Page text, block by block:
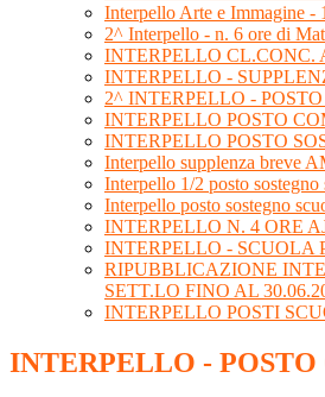
Interpello Arte e Immagine -
2^ Interpello - n. 6 ore di
INTERPELLO CL.CONC.
INTERPELLO -
2^ INTERPELLO -
INTERPELLO POSTO
INTERPELLO POSTO
Interpello supplenza breve
Interpello 1/2 posto
Interpello posto sostegno
INTERPELLO N. 4 ORE
INTERPELLO - SCUOLA
RIPUBBLICAZIONE
SETT.LO FINO AL
INTERPELLO POSTI
INTERPELLO - POSTO